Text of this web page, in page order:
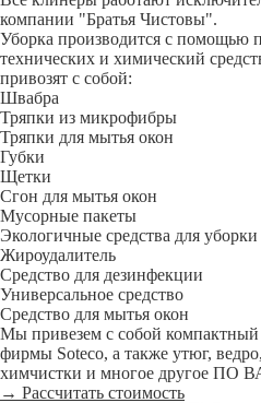
компании "Братья Чистовы".
Уборка производится с помощью
технических и химический
привозят с собой:
Швабра
Тряпки из микрофибры
Тряпки для мытья окон
Губки
Щетки
Сгон для мытья окон
Мусорные пакеты
Экологичные средства для
Жироудалитель
Средство для дезинфекции
Универсальное средство
Средство для мытья окон
Мы привезем с собой
фирмы Soteco, а также утюг,
химчистки и многое другое
→ Рассчитать стоимость